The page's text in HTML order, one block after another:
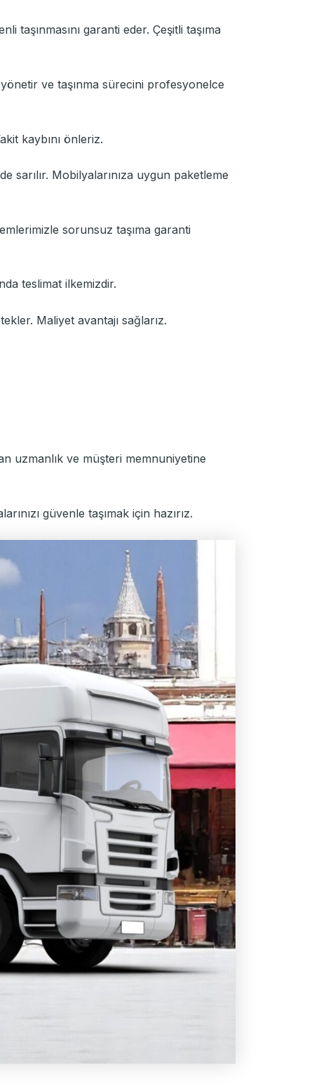
taşınmasını garanti eder. Çeşitli taşıma
ve taşınma sürecini profesyonelce
kaybını önleriz.
sarılır. Mobilyalarınıza uygun paketleme
sorunsuz taşıma garanti
teslimat ilkemizdir.
Maliyet avantajı sağlarız.
uzmanlık ve müşteri memnuniyetine
güvenle taşımak için hazırız.